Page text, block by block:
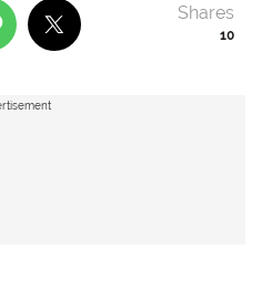
10
Shares